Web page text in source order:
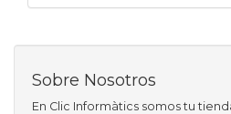
Sobre Nosotros
En Clic Informàtics somos tu